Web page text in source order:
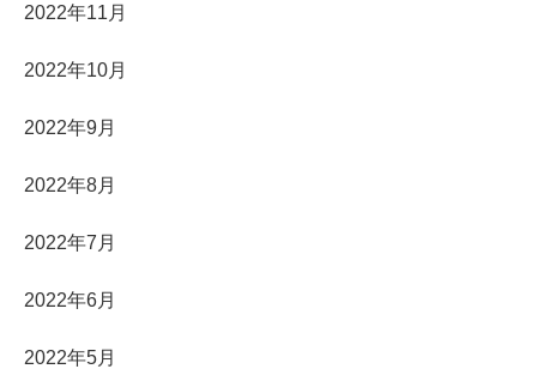
2022年11月
2022年10月
2022年9月
2022年8月
2022年7月
2022年6月
2022年5月